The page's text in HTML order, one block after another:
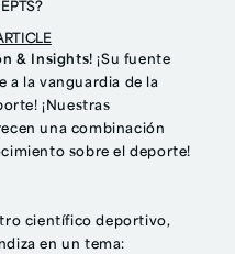
& Insights!¡Su fuente
a la vanguardia de la
¡Nuestras
una combinación
sobre el deporte!
científico deportivo,
en un tema: